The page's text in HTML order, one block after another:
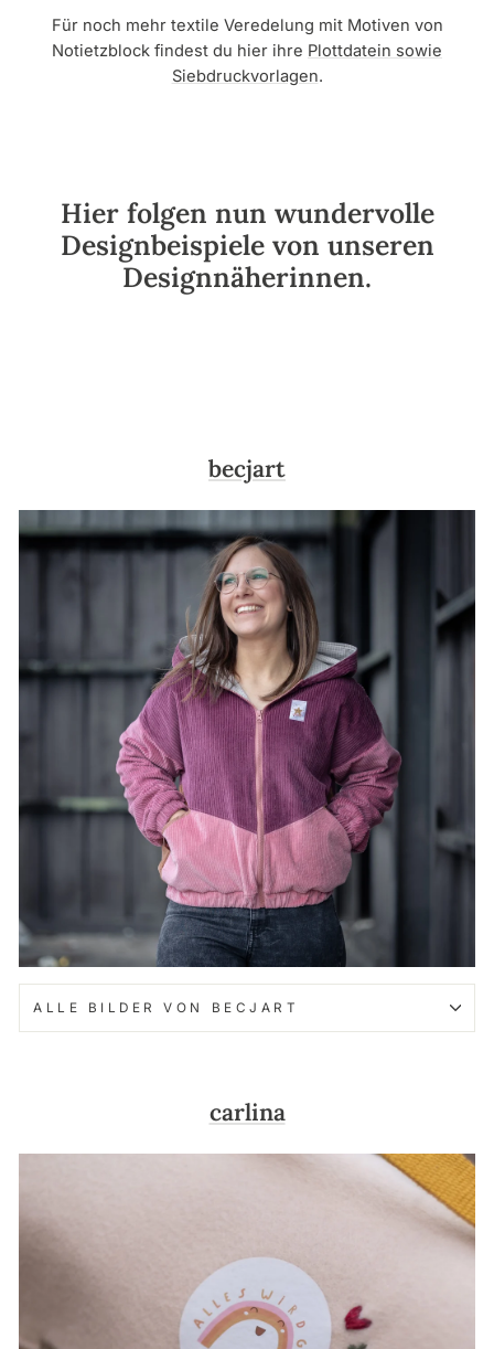
Für noch mehr textile Veredelung mit Motiven von
Notietzblock findest du hier ihre Plottdatein sowie
Siebdruckvorlagen.
Hier folgen nun wundervolle
Designbeispiele von unseren
Designnäherinnen.
becjart
ALLE BILDER VON BECJART
carlina